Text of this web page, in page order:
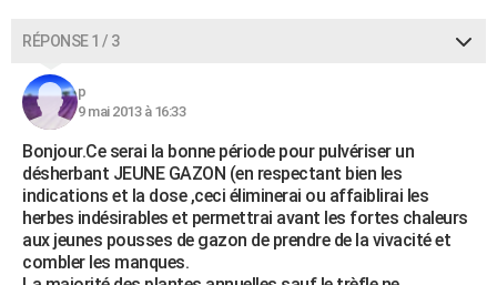
RÉPONSE 1 / 3
p
9 mai 2013 à 16:33
Bonjour.Ce serai la bonne période pour pulvériser un
désherbant JEUNE GAZON (en respectant bien les
indications et la dose ,ceci éliminerai ou affaiblirai les
herbes indésirables et permettrai avant les fortes chaleurs
aux jeunes pousses de gazon de prendre de la vivacité et
combler les manques.